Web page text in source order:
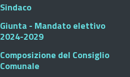
Sindaco
Giunta - Mandato elettivo
2024-2029
Composizione del Consiglio
Comunale